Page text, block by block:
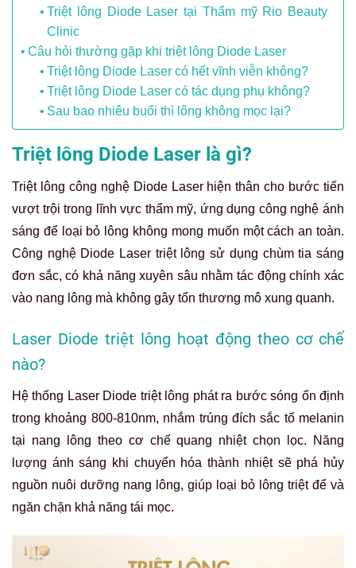
Triệt lông Diode Laser tại Thẩm mỹ Rio Beauty
Clinic
Câu hỏi thường gặp khi triệt lông Diode Laser
Triệt lông Diode Laser có hết vĩnh viễn không?
Triệt lông Diode Laser có tác dụng phụ không?
Sau bao nhiêu buổi thì lông không mọc lại?
Triệt lông Diode Laser là gì?
Triệt lông công nghệ Diode Laser hiện thân cho bước tiến
vượt trội trong lĩnh vực thẩm mỹ, ứng dụng công nghệ ánh
sáng để loại bỏ lông không mong muốn một cách an toàn.
Công nghệ Diode Laser triệt lông sử dụng chùm tia sáng
đơn sắc, có khả năng xuyên sâu nhằm tác động chính xác
vào nang lông mà không gây tổn thương mô xung quanh.
Laser Diode triệt lông hoạt động theo cơ chế
nào?
Hệ thống Laser Diode triệt lông phát ra bước sóng ổn định
trong khoảng 800-810nm, nhắm trúng đích sắc tố melanin
tại nang lông theo cơ chế quang nhiệt chọn lọc. Năng
lượng ánh sáng khi chuyển hóa thành nhiệt sẽ phá hủy
nguồn nuôi dưỡng nang lông, giúp loại bỏ lông triệt để và
ngăn chặn khả năng tái mọc.